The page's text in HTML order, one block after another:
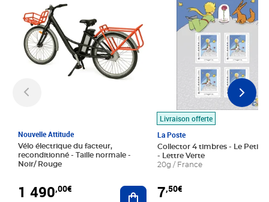
Nouvelle Attitude
Vélo électrique du facteur,
reconditionné - Taille normale -
Noir/ Rouge
1 490,00€ Ajouter au panier
Livraison offerte
La Poste
Collector 4 timbres - Le Petit
- Lettre Verte
20g / France
7,50€